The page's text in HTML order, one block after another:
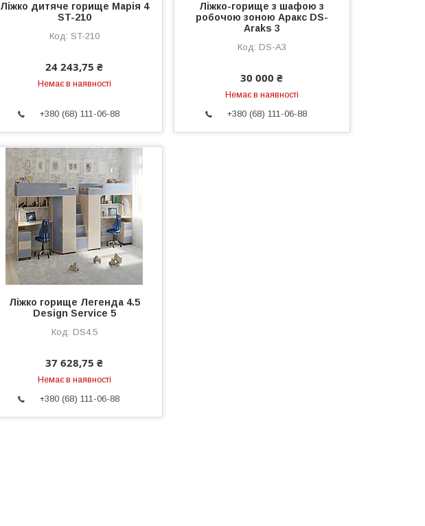
Ліжко дитяче горище Марія 4
ST-210
ST-210
24 243,75 ₴
Немає в наявності
+380 (68) 111-06-88
Ліжко-горище з шафою з
робочою зоною Аракс DS-
Araks 3
DS-A3
30 000 ₴
Немає в наявності
+380 (68) 111-06-88
Ліжко горище Легенда 4.5
Design Service 5
DS4.5
37 628,75 ₴
Немає в наявності
+380 (68) 111-06-88